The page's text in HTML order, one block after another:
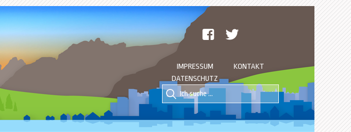
facebook
IMPRESSUM
KONTAKT
DATENSCHUTZ
Suche
nach::
Suche
nach: